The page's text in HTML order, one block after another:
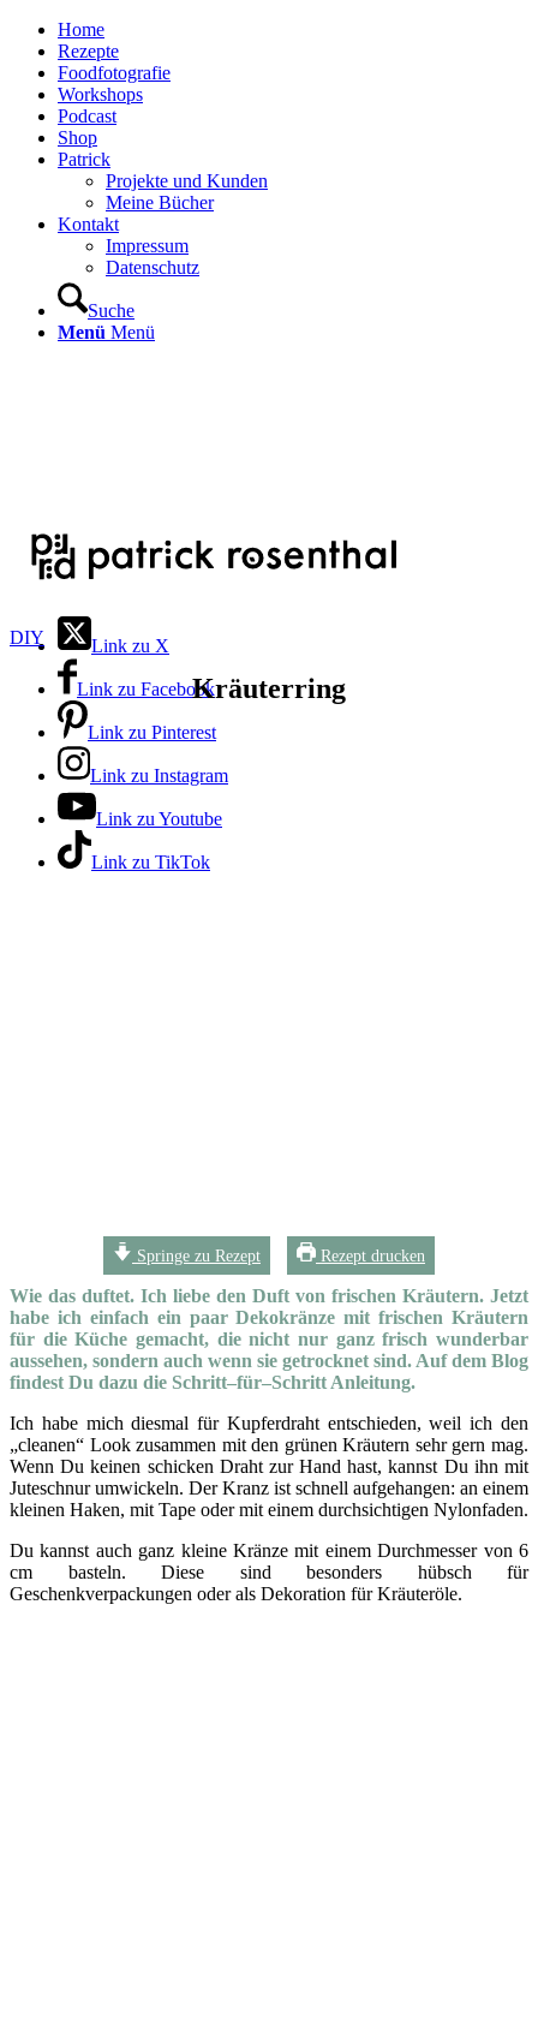
Home
Rezepte
Foodfotografie
Workshops
Podcast
Shop
Patrick
Projekte und Kunden
Meine Bücher
Kontakt
Impressum
Datenschutz
Suche
Menü Menü
Link zu X
Link zu Facebook
Link zu Pinterest
Link zu Instagram
Link zu Youtube
Link zu TikTok
DIY
Kräuterring
Springe zu Rezept Rezept drucken
Wie das duftet. Ich liebe den Duft von frischen Kräutern. Jetzt
habe ich einfach ein paar Dekokränze mit frischen Kräutern
für die Küche gemacht, die nicht nur ganz frisch wunderbar
aussehen, sondern auch wenn sie getrocknet sind. Auf dem Blog
findest Du dazu die Schritt­–für–Schritt Anleitung.
Ich habe mich diesmal für Kupferdraht entschieden, weil ich den
„cleanen“ Look zusammen mit den grünen Kräutern sehr gern mag.
Wenn Du keinen schicken Draht zur Hand hast, kannst Du ihn mit
Juteschnur umwickeln. Der Kranz ist schnell aufgehangen: an einem
kleinen Haken, mit Tape oder mit einem durchsichtigen Nylonfaden.
Du kannst auch ganz kleine Kränze mit einem Durchmesser von 6
cm basteln. Diese sind besonders hübsch für
Geschenkverpackungen oder als Dekoration für Kräuteröle.